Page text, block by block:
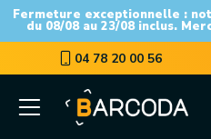
Fermeture exceptionnelle :
du 08/08 au 23/08 inclus.
04 78 20 00 56